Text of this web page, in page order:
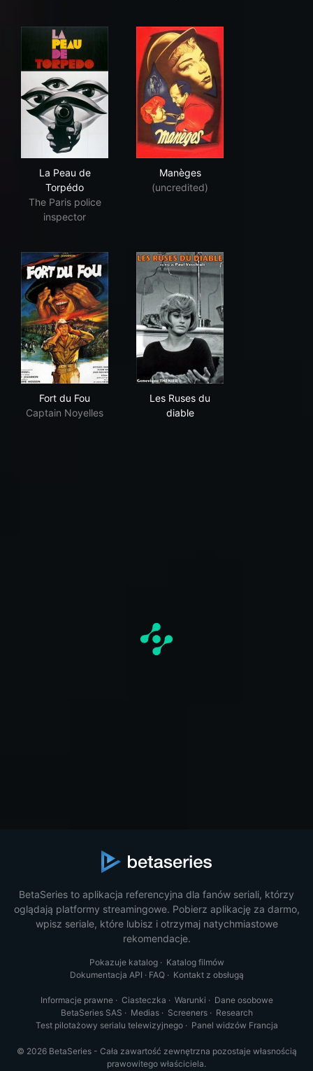
La Peau de
Torpédo
The Paris police
inspector
Manèges
(uncredited)
Fort du Fou
Captain Noyelles
Les Ruses du
diable
BetaSeries to aplikacja referencyjna dla fanów seriali, którzy
oglądają platformy streamingowe. Pobierz aplikację za darmo,
wpisz seriale, które lubisz i otrzymaj natychmiastowe
rekomendacje.
Pokazuje katalog· Katalog filmów
Dokumentacja API · FAQ· Kontakt z obsługą
Informacje prawne· Ciasteczka · Warunki · Dane osobowe
BetaSeries SAS · Medias· Screeners· Research
Test pilotażowy serialu telewizyjnego· Panel widzów Francja
© 2026 BetaSeries - Cała zawartość zewnętrzna pozostaje własnością
prawowitego właściciela.